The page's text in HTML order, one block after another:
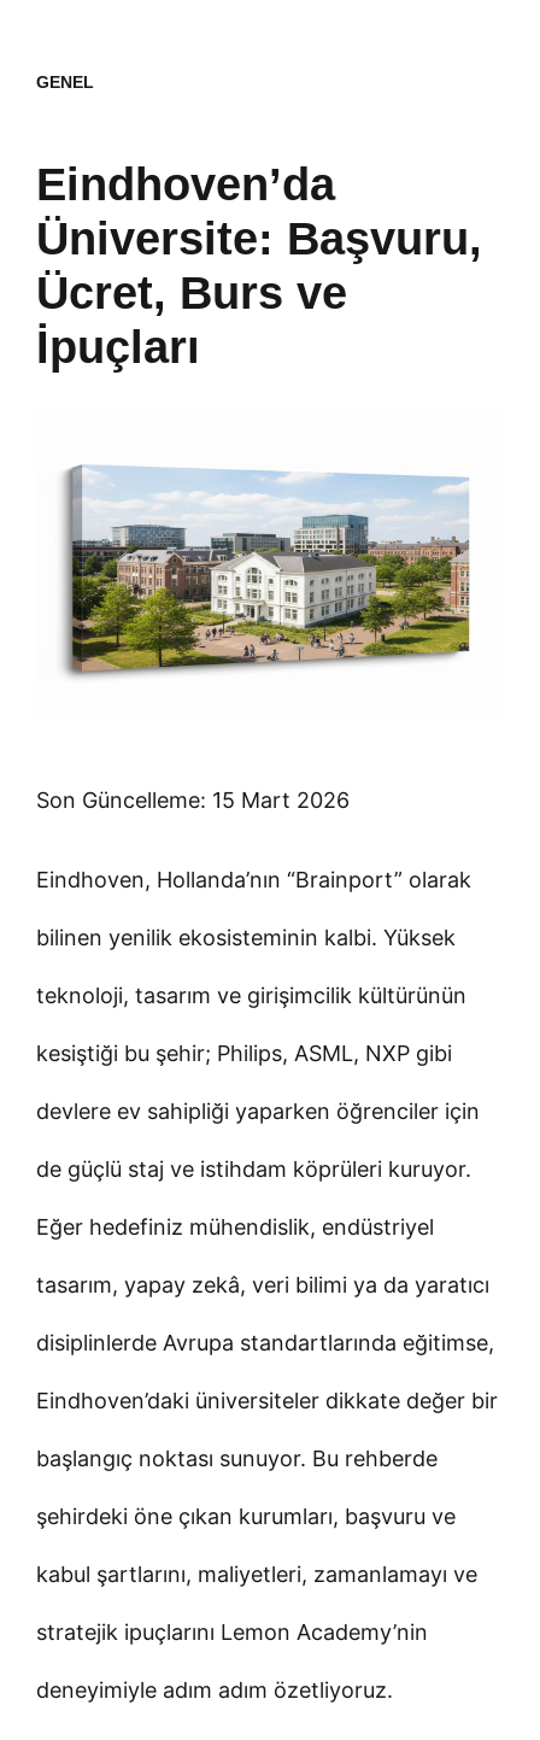
GENEL
Eindhoven’da
Üniversite: Başvuru,
Ücret, Burs ve
İpuçları
Son Güncelleme: 15 Mart 2026
Eindhoven, Hollanda’nın “Brainport” olarak
bilinen yenilik ekosisteminin kalbi. Yüksek
teknoloji, tasarım ve girişimcilik kültürünün
kesiştiği bu şehir; Philips, ASML, NXP gibi
devlere ev sahipliği yaparken öğrenciler için
de güçlü staj ve istihdam köprüleri kuruyor.
Eğer hedefiniz mühendislik, endüstriyel
tasarım, yapay zekâ, veri bilimi ya da yaratıcı
disiplinlerde Avrupa standartlarında eğitimse,
Eindhoven’daki üniversiteler dikkate değer bir
başlangıç noktası sunuyor. Bu rehberde
şehirdeki öne çıkan kurumları, başvuru ve
kabul şartlarını, maliyetleri, zamanlamayı ve
stratejik ipuçlarını Lemon Academy’nin
deneyimiyle adım adım özetliyoruz.